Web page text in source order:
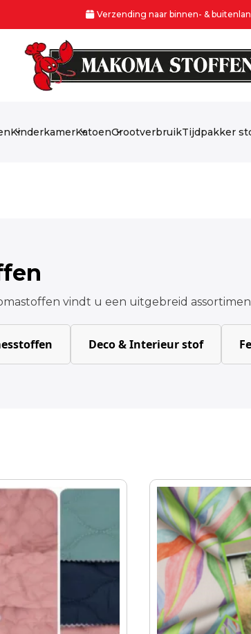
Verzending naar binnen- &
KinderkamerKatoenGrootverbruikTijdpakker
vindt u een uitgebreid
Deco & Interieur stof